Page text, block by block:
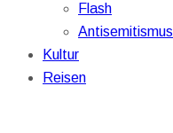
Flash
Antisemitismus
Kultur
Reisen